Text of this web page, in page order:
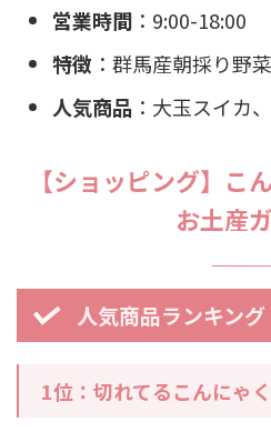
営業時間 ：9:00-18:00
特徴 ：群馬産朝採り野
人気商品 ：大玉スイカ
【ショッピング】こ
お土産
人気商品ランキング
1位：切れてるこんにゃ